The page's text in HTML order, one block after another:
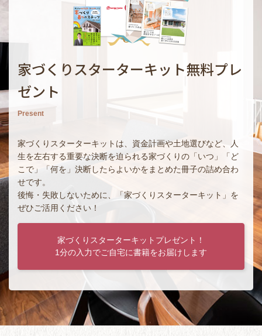
家づくりスターターキット無料プレ
ゼント
Present
家づくりスターターキットは、資金計画や土地選びなど、人
生を左右する重要な決断を迫られる家づくりの「いつ」「ど
こで」「何を」決断したらよいかをまとめた冊子の詰め合わ
せです。
後悔・失敗しないために、「家づくりスターターキット」を
ぜひご活用ください！
家づくりスターターキットプレゼント！
1分の入力でご自宅に書籍をお届けします